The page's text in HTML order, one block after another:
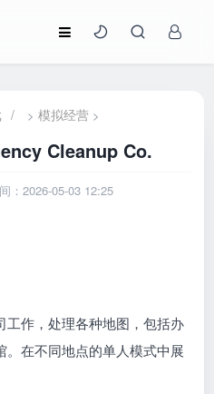
/ >模拟经营 >
Cleanup Co.
：2026-05-03 12:25
工作，处理各种地图，包括办
在不同地点的单人模式中展